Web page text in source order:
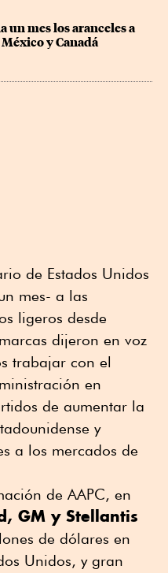
un mes los aranceles a
y Canadá
de Estados Unidos
mes- a las
ligeros desde
dijeron en voz
trabajar con el
en
de aumentar la
y
a los mercados de
de AAPC, en
GM y Stellantis
de dólares en
Unidos, y gran